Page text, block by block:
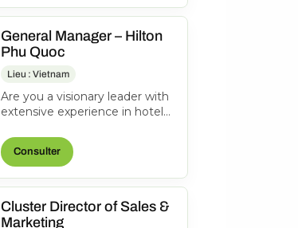
General Manager – Hilton
Phu Quoc
Lieu : Vietnam
Are you a visionary leader with
extensive experience in hotel
driving operational success...
Consulter
Cluster Director of Sales &
Marketing